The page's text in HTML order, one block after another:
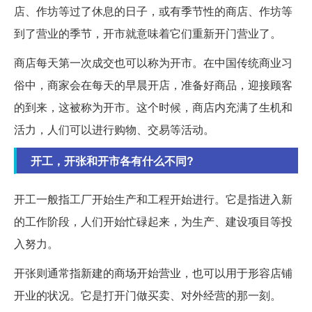
店、作坊等过了休息的日子，或有季节性的商店、作坊等
到了营业的季节，开市就意味着它们重新开门营业了。
商店每天第一次成交也可以称为开市。在中国传统商业习
俗中，商家会在每天的早晨开店，准备好商品，迎接顾客
的到来，这被称为开市。这个时候，商店内充满了生机和
活力，人们可以进行购物、交易等活动。
开工，开张和开市各有什么不同?
开工一般指工厂开始生产和工程开始进行。它是指进入新
的工作阶段，人们开始忙碌起来，为生产、建设项目等投
入努力。
开张则通常指新建的商场开始营业，也可以用于形容店铺
开业的状况。它是打开门做买卖、对外经营的那一刻。